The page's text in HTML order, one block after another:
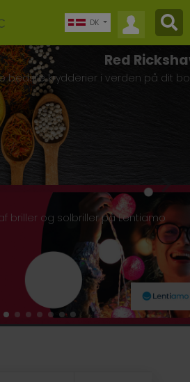
DK
Red Rickshaw
krydderier i verden på dit bord
og solbriller på Lentiamo